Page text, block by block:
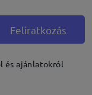
Feliratkozás
és ajánlatokról